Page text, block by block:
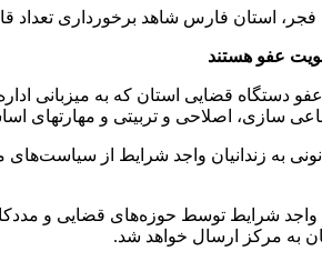
استان فارس شاهد برخورداری تعداد
عفو هستند
قضایی استان که به میزبانی
سازی، اصلاحی و تربیتی و مهارتهای
به زندانیان واجد شرایط از
شرایط توسط حوزه‌های قضایی و
به مرکز ارسال خواهد شد.